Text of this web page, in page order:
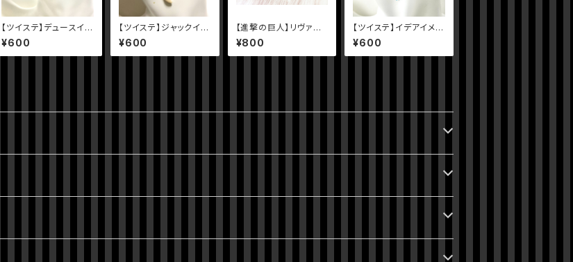
【ツイステ】デュースイメ
ージピアス
¥600
【ツイステ】ジャックイメ
ージピアス
¥600
【進撃の巨人】リヴァイ
兵長イメージリング
¥800
【ツイステ】イデアイメー
ジピアス
¥600